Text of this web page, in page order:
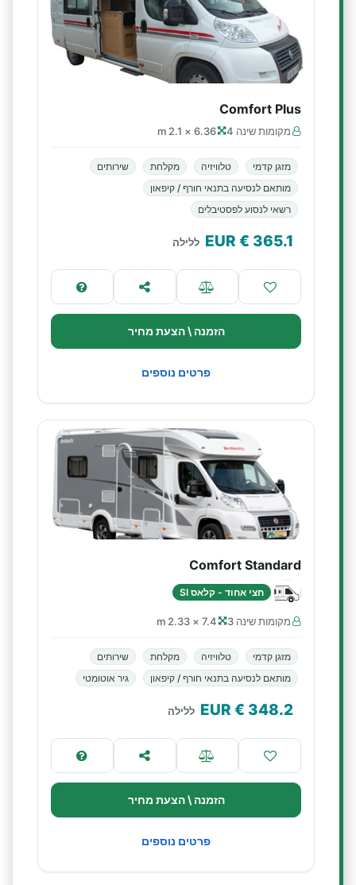
Comfort Plus
מקומות שינה 4 6.36 × 2.1 m
מזגן קדמי טלוויזיה מקלחת
שירותים
מותאם לנסיעה בתנאי חורף / קיפאון
רשאי לנסוע לפסטיבלים
365.1
€ EUR ללילה
הזמנה \ הצעת מחיר
פרטים נוספים
Comfort Standard
חצי אחוד - קלאס SI
מקומות שינה 3 7.4 × 2.33 m
מזגן קדמי טלוויזיה מקלחת
שירותים
מותאם לנסיעה בתנאי חורף / קיפאון
גיר אוטומטי
348.2
€ EUR ללילה
הזמנה \ הצעת מחיר
פרטים נוספים